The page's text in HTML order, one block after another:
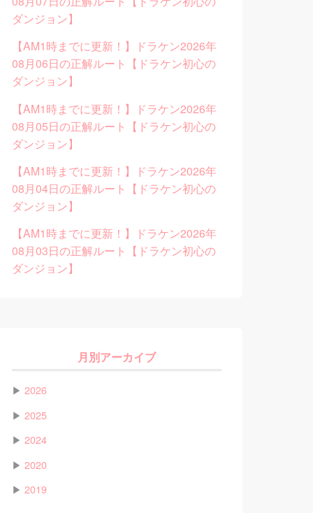
ダンジョン】
【AM1時までに更新！】ドラケン2026年
08月06日の正解ルート【ドラケン初心の
ダンジョン】
【AM1時までに更新！】ドラケン2026年
08月05日の正解ルート【ドラケン初心の
ダンジョン】
【AM1時までに更新！】ドラケン2026年
08月04日の正解ルート【ドラケン初心の
ダンジョン】
【AM1時までに更新！】ドラケン2026年
08月03日の正解ルート【ドラケン初心の
ダンジョン】
月別アーカイブ
▶ 2026
▶ 2025
▶ 2024
▶ 2020
▶ 2019